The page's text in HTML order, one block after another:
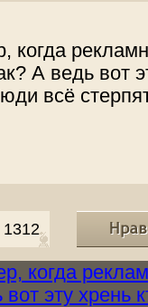
когда
А ведь вот
всё
1312